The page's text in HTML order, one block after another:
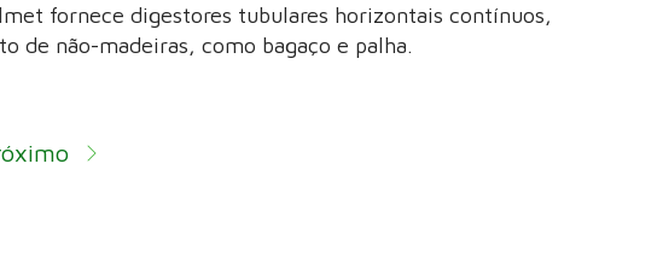
fornece digestores tubulares horizontais contínuos,
de não-madeiras, como bagaço e palha.